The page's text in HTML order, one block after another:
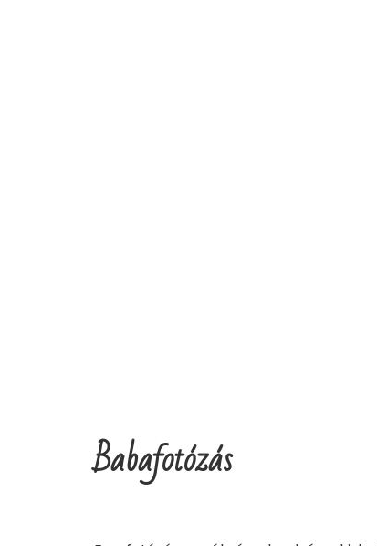
Babafotózás